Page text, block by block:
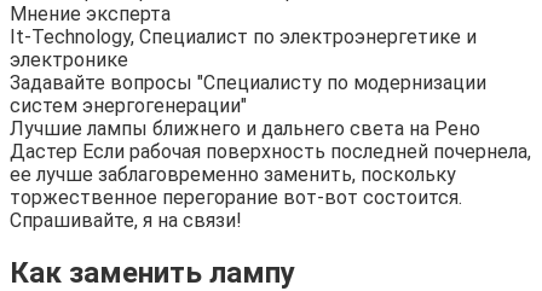
Мнение эксперта
It-Technology, Cпециалист по электроэнергетике и
электронике
Задавайте вопросы "Специалисту по модернизации
систем энергогенерации"
Лучшие лампы ближнего и дальнего света на Рено
Дастер Если рабочая поверхность последней почернела,
ее лучше заблаговременно заменить, поскольку
торжественное перегорание вот-вот состоится.
Спрашивайте, я на связи!
Как заменить лампу